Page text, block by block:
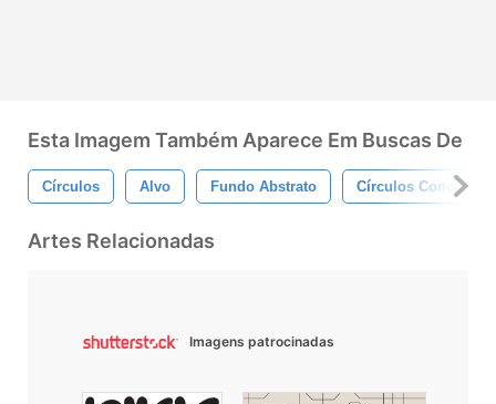
Esta Imagem Também Aparece Em Buscas De
Círculos Alvo Fundo Abstrato Círculos
Artes Relacionadas
Imagens patrocinadas